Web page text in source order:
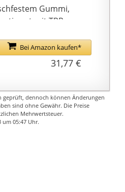
Gummi,
mit TPR-
rutschfest,
sehr
für Walking,
barfußschuhe
vielseitige und
Bei Amazon kaufen*
31,77 €
geprüft, dennoch können Änderungen
sind ohne Gewähr. Die Preise
Mehrwertsteuer.
um 05:47 Uhr.